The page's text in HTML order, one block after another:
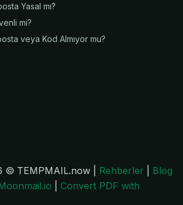
Yasal mı?
mi?
veya Kod Almıyor mu?
© TEMPMAIL.now | Rehberler
Blog
Convert PDF with